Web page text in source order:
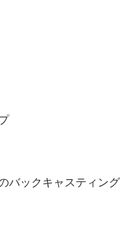
バックキャスティング